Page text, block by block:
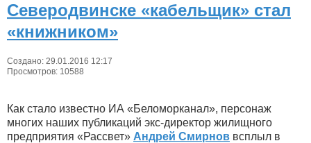
Северодвинске «кабельщик» стал
«книжником»
Создано: 29.01.2016 12:17
Просмотров: 10588
Как стало известно ИА «Беломорканал», персонаж
многих наших публикаций экс-директор жилищного
предприятия «Рассвет» Андрей Смирнов всплыл в